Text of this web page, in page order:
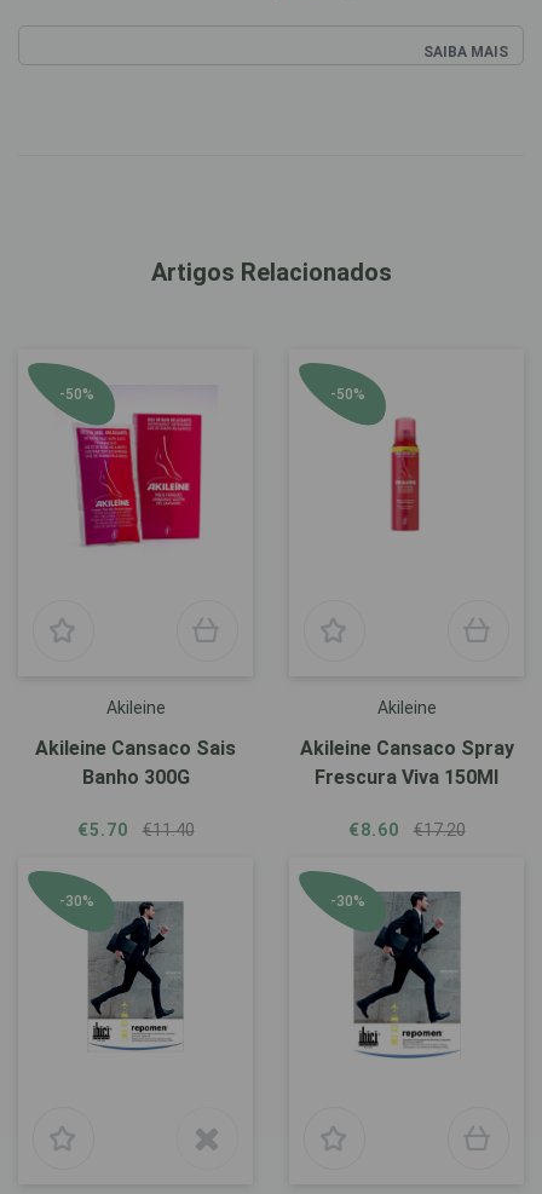
SAIBA MAIS
Artigos Relacionados
-50%
Akileine
Akileine Cansaco Sais
Banho 300G
€5.70 €11.40
-50%
Akileine
Akileine Cansaco Spray
Frescura Viva 150Ml
€8.60 €17.20
-30% -30%